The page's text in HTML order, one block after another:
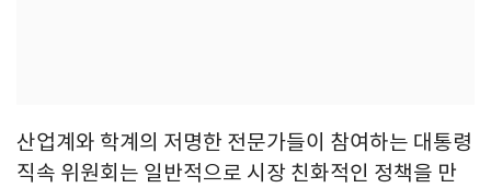
산업계와 학계의 저명한 전문가들이 참여하는 대통령
직속 위원회는 일반적으로 시장 친화적인 정책을 만